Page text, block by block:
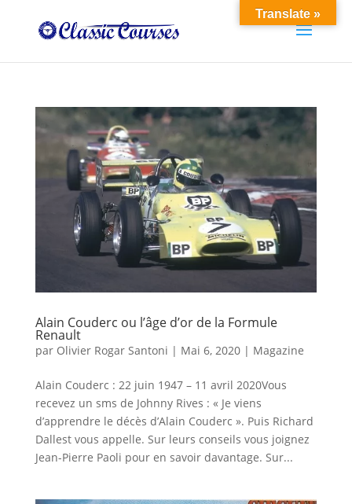
Alain Couderc ou l’âge d’or de la Formule
Renault
par Olivier Rogar Santoni | Mai 6, 2020| Magazine
Alain Couderc : 22 juin 1947 – 11 avril 2020Vous
recevez un sms de Johnny Rives : « Je viens
d’apprendre le décès d’Alain Couderc ». Puis Richard
Dallest vous appelle. Sur leurs conseils vous joignez
Jean-Pierre Paoli pour en savoir davantage. Sur...
Translate »